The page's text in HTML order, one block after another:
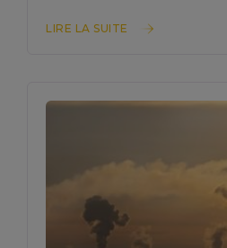
LIRE LA SUITE